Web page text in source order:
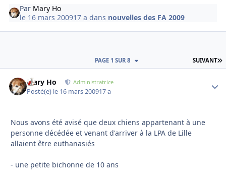
Par Mary Ho
le 16 mars 200917 a dans nouvelles des FA 2009
SUIVANT
PAGE 1 SUR 8
Mary Ho Administratrice
Posté(e) le 16 mars 200917 a
Nous avons été avisé que deux chiens appartenant à une
personne décédée et venant d'arriver à la LPA de Lille
allaient être euthanasiés
- une petite bichonne de 10 ans